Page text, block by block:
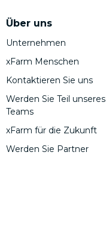
Über uns
Unternehmen
xFarm Menschen
Kontaktieren Sie uns
Werden Sie Teil unseres
Teams
xFarm für die Zukunft
Werden Sie Partner